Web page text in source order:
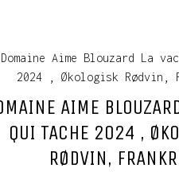
AIME
QUI TACHE 2024 ,
RØDVIN,